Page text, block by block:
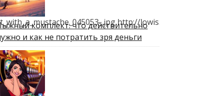
lowis.ru/wp-
комплект: что действительно
и как не потратить зря деньги